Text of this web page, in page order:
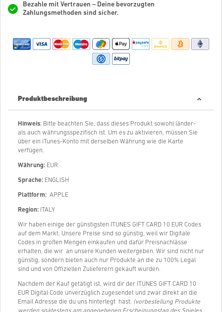
Bezahle mit Vertrauen – Deine bevorzugten
Zahlungsmethoden sind sicher.
Produktbeschreibung
Hinweis: Bitte beachten Sie, dass dieses Produkt sowohl länder-
als auch währungsspezifisch ist. Um es zu aktivieren, müssen Sie
über ein iTunes-Konto mit derselben Währung wie die Karte
verfügen.
Währung: EUR
Sprache: ENGLISH
Plattform: APPLE
Region: ITALY
Wir haben einige der günstigsten ITUNES GIFT CARD 10 EUR Codes
auf dem Markt. Unsere Preise sind so günstig, weil wir Digitale
Codes in großen Mengen einkaufen und dafür Preisnachlässe
erhalten, die wir an unsere Kunden weitergeben. Wir sind nicht nur
günstig, sondern bieten auch nur Produkte an die zu 100% Legal
sind und von Offiziellen Zulieferern gekauft wurden.
Nachdem der Kauf getätigt ist, wird dir der ITUNES GIFT CARD 10
EUR Digital Code unverzüglich zugesendet und zwar direkt an die
Email Adresse die du uns hinterlegt hast. (vorbestellung Produkte
werden spätestens am angegebenen Erscheinungstag des Spieles